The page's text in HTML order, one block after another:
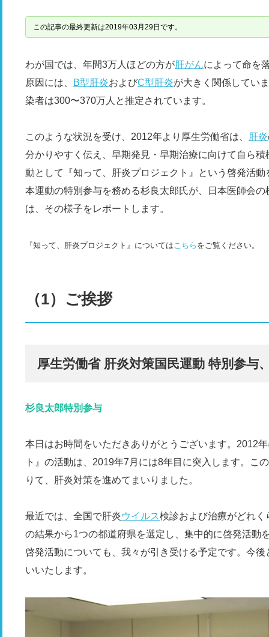
この記事の最終更新は2019年03月29日です。
わが国では、年間3万人ほどの方が肝がんによって命を
原因には、
B型肝炎およびC型肝炎が大きく関係してい
染者は300〜370万人と推定されています。
このような状況を受け、2012年より厚生労働省は、 肝炎
分かりやすく伝え、早期発見・早期治療に向けて自ら
動として『知って、肝炎プロジェクト』という啓発活
本運動の特別参与を務める杉良太郎氏が、日本医師会
は、その様子をレポートします。
『知って、肝炎プロジェクト』についてはこちら をご覧ください。
（1）ご挨拶
厚生労働省 肝炎対策国民運動 特別参与
杉良太郎特別参与
本日はお時間をいただきありがとうございます。2012
ト』の活動は、2019年7月には8年目に突入します。こ
りて、肝炎対策を進めてまいりました。
最近では、全国で肝炎ウイルス検診および治療がどれ
の結果から1つの都道府県を選定し、集中的に啓発活動
啓発活動についても、我々が引き受ける予定です。今
いいたします。